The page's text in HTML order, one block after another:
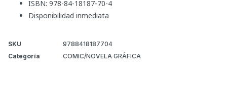
ISBN: 978-84-18187-70-4
Disponibilidad inmediata
SKU
9788418187704
Categoría
COMIC/NOVELA GRÁFICA